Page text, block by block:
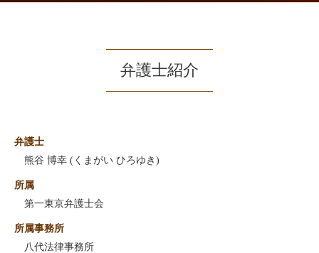
弁護士紹介
弁護士
熊谷 博幸 (くまがい ひろゆき)
所属
第一東京弁護士会
所属事務所
八代法律事務所